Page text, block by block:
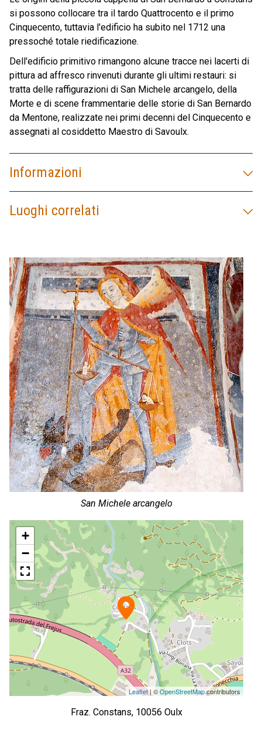
San Michele arcangelo
+
−
Leaflet| ©OpenStreetMapcontributors
Fraz. Constans, 10056 Oulx
si possono collocare tra il tardo Quattrocento e il primo
Cinquecento, tuttavia l'edificio ha subito nel 1712 una
pressoché totale riedificazione.
Dell'edificio primitivo rimangono alcune tracce nei lacerti di
pittura ad affresco rinvenuti durante gli ultimi restauri: si
tratta delle raffigurazioni di San Michele arcangelo, della
Morte e di scene frammentarie delle storie di San Bernardo
da Mentone, realizzate nei primi decenni del Cinquecento e
assegnati al cosiddetto Maestro di Savoulx.
Informazioni
Luoghi correlati